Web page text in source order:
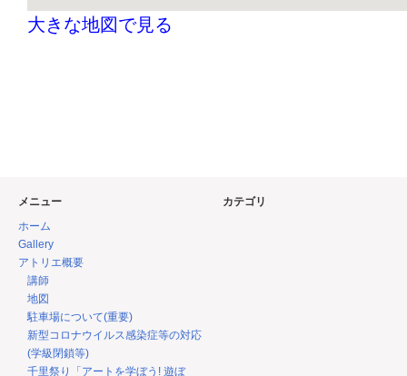
大きな地図で見る
メニュー
ホーム
Gallery
アトリエ概要
講師
地図
駐車場について(重要)
新型コロナウイルス感染症等の対応
(学級閉鎖等)
千里祭り「アートを学ぼう! 遊ぼ
カテゴリ